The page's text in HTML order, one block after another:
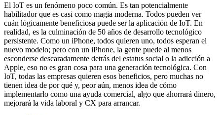
El IoT es un fenómeno poco común. Es tan potencialmente
habilitador que es casi como magia moderna. Todos pueden ver
cuán lógicamente beneficiosa puede ser la aplicación de IoT. En
realidad, es la culminación de 50 años de desarrollo tecnológico
persistente. Como un iPhone, todos quieren uno, todos esperan el
nuevo modelo; pero con un iPhone, la gente puede al menos
esconderse descaradamente detrás del estatus social o la adicción a
Apple, eso no es gran cosa para una generación tecnológica. Con
IoT, todas las empresas quieren esos beneficios, pero muchas no
tienen idea de por qué y, peor aún, menos idea de cómo
implementarlo como una ayuda comercial, algo que ahorrará dinero,
mejorará la vida laboral y CX para arrancar.